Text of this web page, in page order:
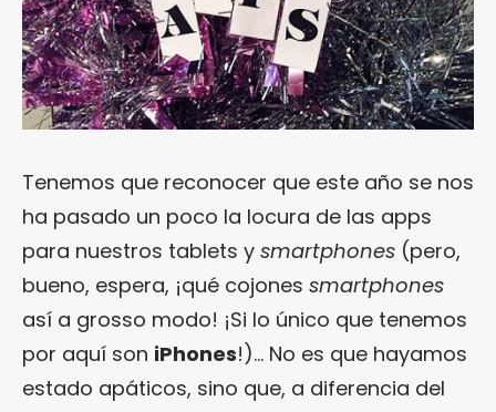
Tenemos que reconocer que este año se nos
ha pasado un poco la locura de las apps
para nuestros tablets y smartphones (pero,
bueno, espera, ¡qué cojones smartphones
así a grosso modo! ¡Si lo único que tenemos
por aquí son iPhones!)… No es que hayamos
estado apáticos, sino que, a diferencia del